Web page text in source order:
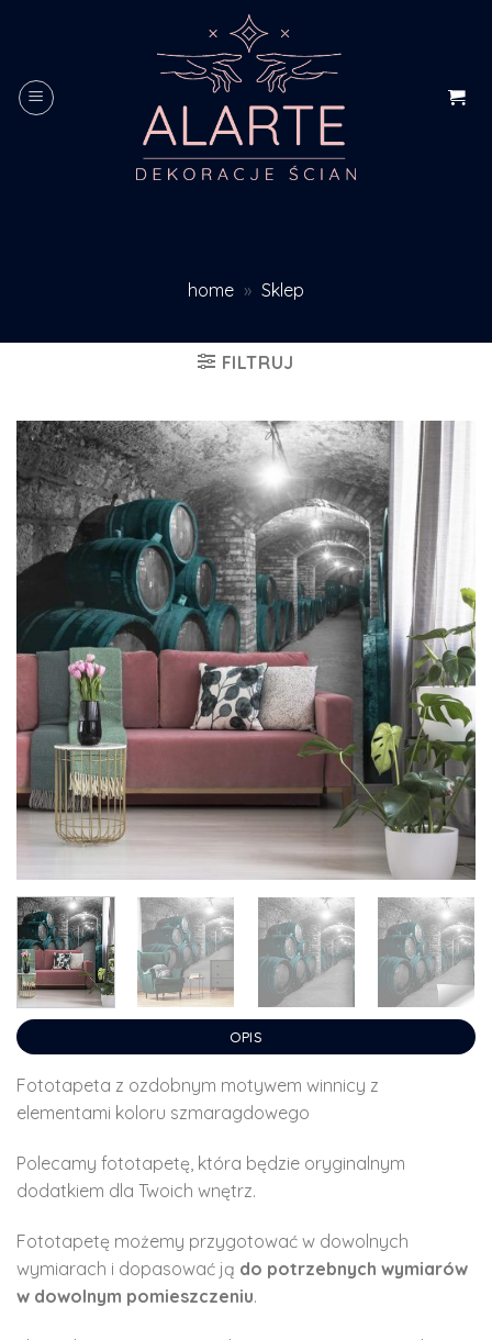
home » Sklep
FILTRUJ
OPIS
Fototapeta z ozdobnym motywem winnicy z
elementami koloru szmaragdowego
Polecamy fototapetę, która będzie oryginalnym
dodatkiem dla Twoich wnętrz.
Fototapetę możemy przygotować w dowolnych
wymiarach i dopasować ją do potrzebnych wymiarów
w dowolnym pomieszczeniu.